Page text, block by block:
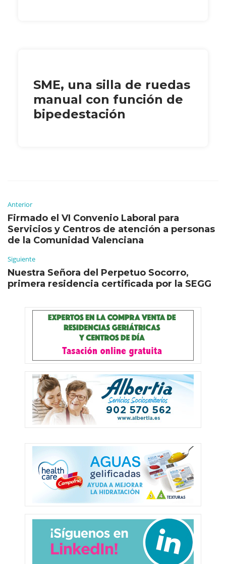
SME, una silla de ruedas
manual con función de
bipedestación
Anterior
Firmado el VI Convenio Laboral para
Servicios y Centros de atención a personas
de la Comunidad Valenciana
Siguiente
Nuestra Señora del Perpetuo Socorro,
primera residencia certificada por la SEGG